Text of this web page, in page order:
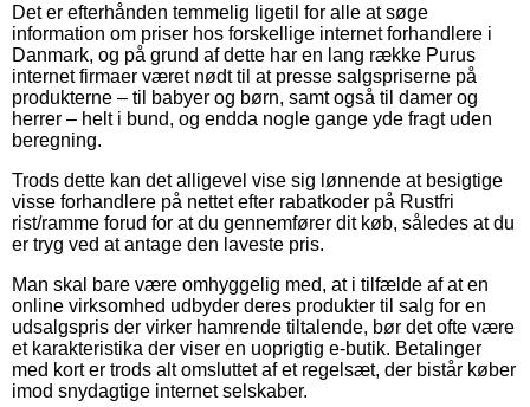
Det er efterhånden temmelig ligetil for alle at søge
information om priser hos forskellige internet forhandlere i
Danmark, og på grund af dette har en lang række Purus
internet firmaer været nødt til at presse salgspriserne på
produkterne – til babyer og børn, samt også til damer og
herrer – helt i bund, og endda nogle gange yde fragt uden
beregning.
Trods dette kan det alligevel vise sig lønnende at besigtige
visse forhandlere på nettet efter rabatkoder på Rustfri
rist/ramme forud for at du gennemfører dit køb, således at du
er tryg ved at antage den laveste pris.
Man skal bare være omhyggelig med, at i tilfælde af at en
online virksomhed udbyder deres produkter til salg for en
udsalgspris der virker hamrende tiltalende, bør det ofte være
et karakteristika der viser en uoprigtig e-butik. Betalinger
med kort er trods alt omsluttet af et regelsæt, der bistår køber
imod snydagtige internet selskaber.